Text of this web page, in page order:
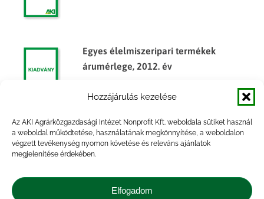
Hozzájárulás kezelése
Az AKI Agrárközgazdasági Intézet Nonprofit Kft. weboldala sütiket használ
a weboldal működtetése, használatának megkönnyítése, a weboldalon
végzett tevékenység nyomon követése és releváns ajánlatok
megjelenítése érdekében.
Elfogadom
Egyes élelmiszeripari termékek
árumérlege, 2012. év
Egyes élelmiszeripari termékek
árumérlege, 2014. félév